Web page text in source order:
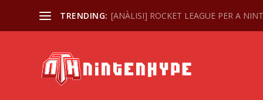
TRENDING: [ANÀLISI] ROCKET LEAGUE PER A